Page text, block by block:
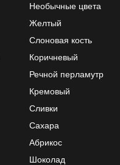
Необычные цвета
Желтый
Слоновая кость
Коричневый
Речной перламутр
Кремовый
Сливки
Сахара
Абрикос
Шоколад